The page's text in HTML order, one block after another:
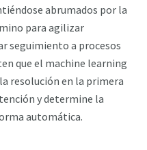
abrumados por la
para agilizar
seguimiento a procesos
que el machine learning
resolución en la primera
y determine la
automática.